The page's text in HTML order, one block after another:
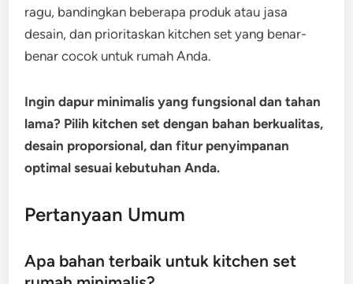
ragu, bandingkan beberapa produk atau jasa
desain, dan prioritaskan kitchen set yang benar-
benar cocok untuk rumah Anda.
Ingin dapur minimalis yang fungsional dan tahan
lama? Pilih kitchen set dengan bahan berkualitas,
desain proporsional, dan fitur penyimpanan
optimal sesuai kebutuhan Anda.
Pertanyaan Umum
Apa bahan terbaik untuk kitchen set